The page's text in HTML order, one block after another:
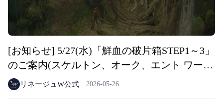
[お知らせ] 5/27(水)「鮮血の破片箱STEP1～3」
のご案内(スケルトン、オーク、エント ワール
ド専用)リネージュW公式 2026-05-26